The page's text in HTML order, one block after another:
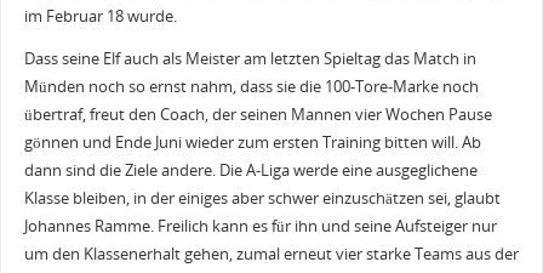
im Februar 18 wurde.
Dass seine Elf auch als Meister am letzten Spieltag das Match in
Münden noch so ernst nahm, dass sie die 100-Tore-Marke noch
übertraf, freut den Coach, der seinen Mannen vier Wochen Pause
gönnen und Ende Juni wieder zum ersten Training bitten will. Ab
dann sind die Ziele andere. Die A-Liga werde eine ausgeglichene
Klasse bleiben, in der einiges aber schwer einzuschätzen sei, glaubt
Johannes Ramme. Freilich kann es für ihn und seine Aufsteiger nur
um den Klassenerhalt gehen, zumal erneut vier starke Teams aus der